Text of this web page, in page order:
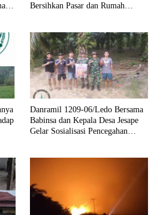
Bersihkan Pasar dan Rumah
Danramil 1209-06/Ledo Bersama
Babinsa dan Kepala Desa Jesape
Gelar Sosialisasi Pencegahan